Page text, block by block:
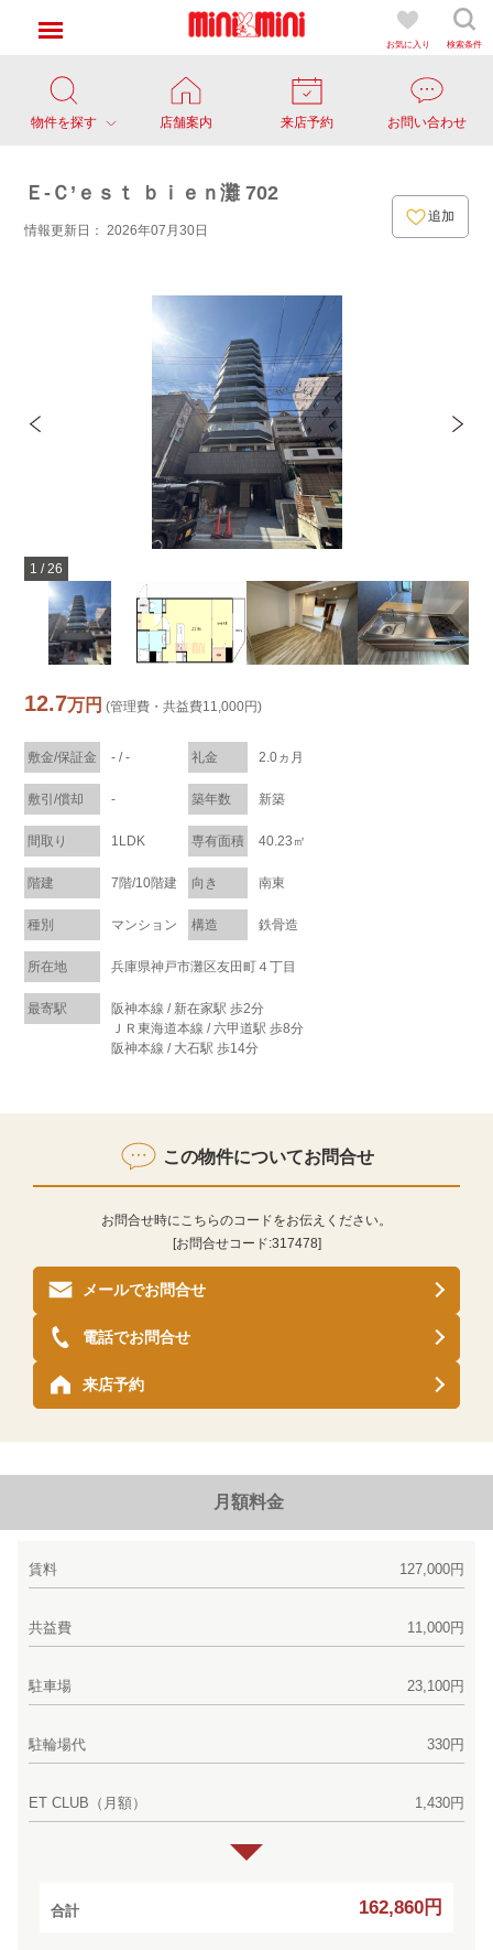
お気に入り 検索条件
物件を探す 店舗案内 来店予約 お問い合わせ
Ｅ-Ｃ’ｅｓｔ ｂｉｅｎ灘 702
情報更新日： 2026年07月30日
追加
1 /26
12.7万円 (管理費・共益費11,000円)
敷金/保証金 - / - 礼金 2.0ヵ月
敷引/償却 - 築年数 新築
間取り 1LDK 専有面積 40.23㎡
階建 7階/10階建 向き 南東
種別 マンション 構造 鉄骨造
所在地 兵庫県神戸市灘区友田町４丁目
最寄駅
阪神本線 / 新在家駅 歩2分
ＪＲ東海道本線 / 六甲道駅 歩8分
阪神本線 / 大石駅 歩14分
この物件についてお問合せ
お問合せ時にこちらのコードをお伝えください。
[お問合せコード:317478]
メールでお問合せ
来店予約
電話でお問合せ
月額料金
賃料 127,000円
共益費 11,000円
駐車場 23,100円
駐輪場代 330円
ET CLUB（月額） 1,430円
合計 162,860円